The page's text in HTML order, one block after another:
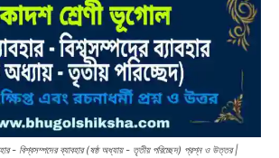
- বিশ্বসম্পদের ব্যাবহার (ষষ্ঠ অধ্যায় - তৃতীয় পরিচ্ছেদ) প্রশ্ন ও উত্তর |